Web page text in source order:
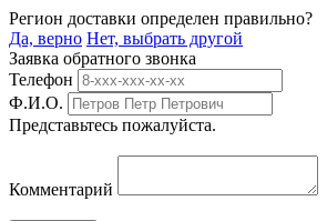
Регион доставки определен правильно?
Да, верно Нет, выбрать другой
Заявка обратного звонка
Телефон
Ф.И.О.
Представьтесь пожалуйста.
Комментарий